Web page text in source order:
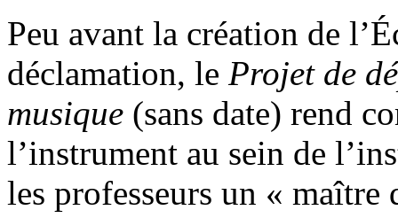
Peu avant la création de
déclamation, le Projet de
musique (sans date) rend
l’instrument au sein de
les professeurs un « maître